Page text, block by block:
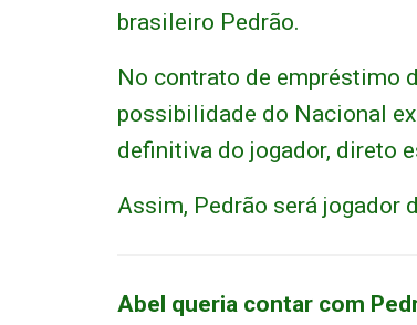
brasileiro Pedrão.
No contrato de empréstimo
possibilidade do Nacional
definitiva do jogador, direto
Assim, Pedrão será jogador
Abel queria contar com